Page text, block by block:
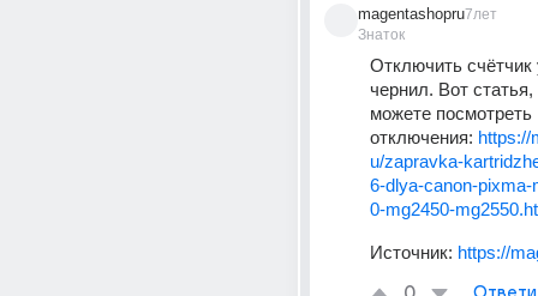
magentashopru
Знаток
7лет
Отключить счётчик
чернил. Вот
можете посмотреть
отключения: https://
u/zapravka-
6-dlya-canon-pixma-
0-mg2450-
Источник: https://